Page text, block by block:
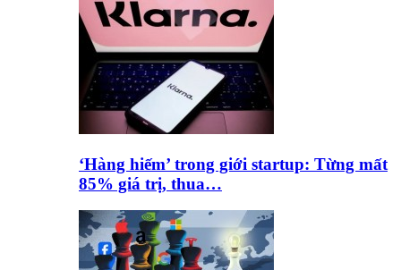
‘Hàng hiếm’ trong giới startup: Từng mất
85% giá trị, thua…